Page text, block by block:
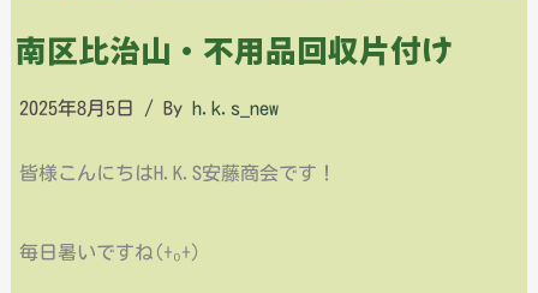
南区比治山・不用品回収片付け
2025年8月5日 / By h.k.s_new
皆様こんにちはH.K.S安藤商会です！
毎日暑いですね(⁠+⁠₀+⁠)